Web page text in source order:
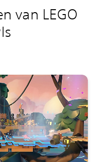
van LEGO